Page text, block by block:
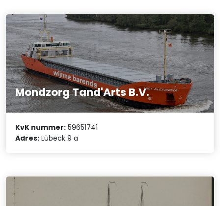
Mondzorg Tand'Arts B.V.
KvK nummer: 59651741
Adres: Lübeck 9 a